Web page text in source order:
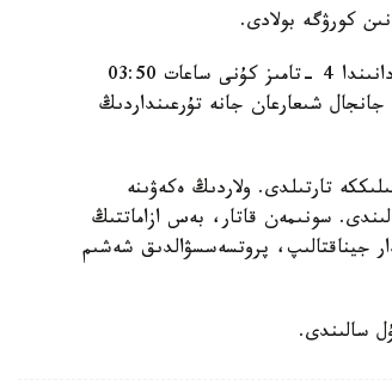
كورۋگە بولادى.
الماتى قالاسى پوليتسيا دەپارتامەنتىنىڭ مالىمەتىنشە، وقيعا تۇركسىب اۋدانىندا 4 -تامىز كۇنى ساعات 03:50
ايتىپ، جانجال شىعارعان جانە تۇرعىنداردىڭ
تارتىلدى. ولاردىڭ ەكەۋىنە
سونىمەن قاتار، بەس ازاماتتىڭ
جيناقتالىپ، پروتسەسسۋالدىق شەشىم
سالىندى.